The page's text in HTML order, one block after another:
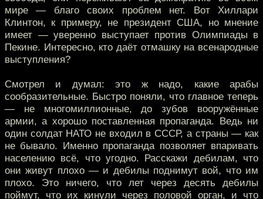
мире — благо своих проблем нет. Вот Хиллари
Клинтон, к примеру, не президент США, но мнение
имеет — уверенно выступает против Олимпиады в
Пекине. Интересно, кто даёт отмашку на всенародные
выступления?
Смотрел и думал: это ж надо, какие арабы
сообразительные. Быстро поняли, что главное теперь
— не многомиллионные, до зубов вооружённые
армии, а хорошо поставленная пропаганда. Ведь ни
один солдат НАТО не входил в СССР, а страны — как
не бывало. Именно пропаганда позволяет впаривать
населению всё, что угодно. Расскажи дебилам, что
они живут плохо — и дебилы поднимут вой, что им
плохо. Это ничего, что лет через десять дебилы
поймут, что их кинули через половой орган, и что